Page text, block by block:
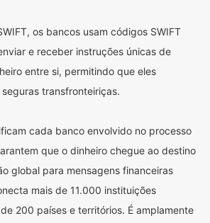
os bancos usam códigos SWIFT
e receber instruções únicas de
entre si, permitindo que eles
transfronteiriças.
cada banco envolvido no processo
que o dinheiro chegue ao destino
global para mensagens financeiras
mais de 11.000 instituições
200 países e territórios. É amplamente